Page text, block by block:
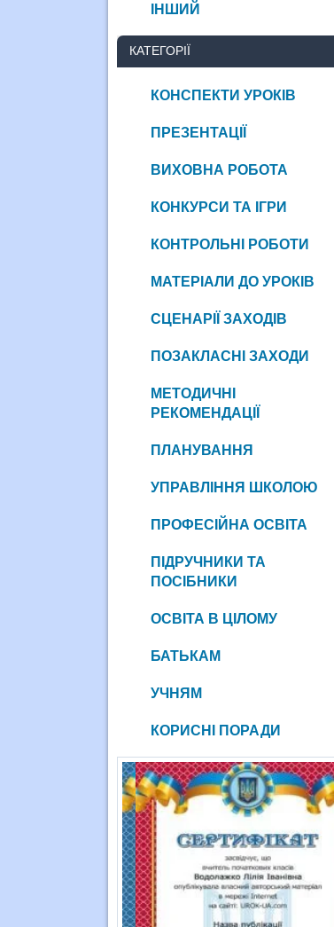
ІНШИЙ
КАТЕГОРІЇ
КОНСПЕКТИ УРОКІВ
ПРЕЗЕНТАЦІЇ
ВИХОВНА РОБОТА
КОНКУРСИ ТА ІГРИ
КОНТРОЛЬНІ РОБОТИ
МАТЕРІАЛИ ДО УРОКІВ
СЦЕНАРІЇ ЗАХОДІВ
ПОЗАКЛАСНІ ЗАХОДИ
МЕТОДИЧНІ
РЕКОМЕНДАЦІЇ
ПЛАНУВАННЯ
УПРАВЛІННЯ ШКОЛОЮ
ПРОФЕСІЙНА ОСВІТА
ПІДРУЧНИКИ ТА
ПОСІБНИКИ
ОСВІТА В ЦІЛОМУ
БАТЬКАМ
УЧНЯМ
КОРИСНІ ПОРАДИ